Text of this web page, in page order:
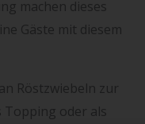
machen dieses
Gäste mit diesem
Röstzwiebeln zur
Topping oder als